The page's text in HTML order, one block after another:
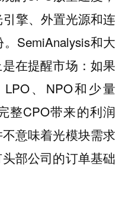
擎、外置光源和连
SemiAnalysis和大
在提醒市场：如果
、NPO和少量
整CPO带来的利润
意味着光模块需求
部公司的订单基础